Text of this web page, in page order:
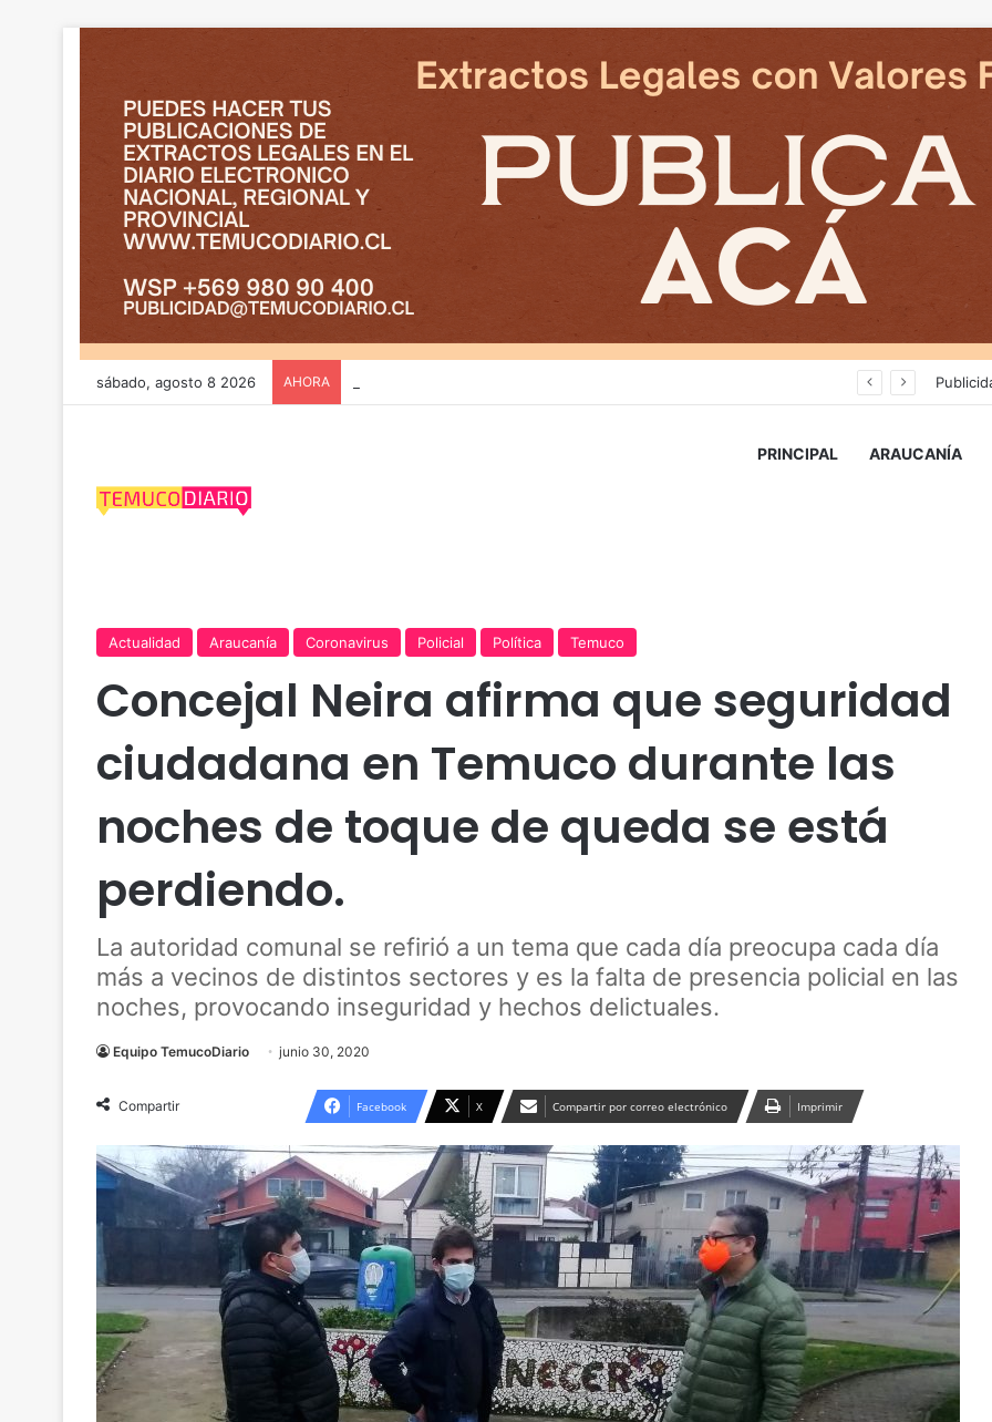
sábado, agosto 8 2026 AHORA
PRINCIPAL ARAUCANÍA
Actualidad Araucanía Coronavirus Policial Política Temuco
Concejal Neira afirma que seguridad
ciudadana en Temuco durante las
noches de toque de queda se está
perdiendo.
La autoridad comunal se refirió a un tema que cada día preocupa cada día
más a vecinos de distintos sectores y es la falta de presencia policial en las
noches, provocando inseguridad y hechos delictuales.
Equipo TemucoDiario junio 30, 2020
Compartir Facebook X Compartir por correo electrónico Imprimir